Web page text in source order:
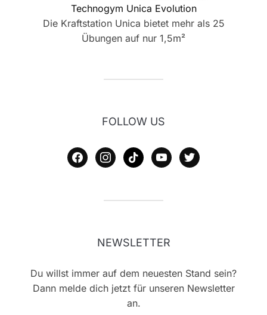
Technogym Unica Evolution
Die Kraftstation Unica bietet mehr als 25
Übungen auf nur 1,5m²
FOLLOW US
facebookinstagram
tiktok youtubetwitter
NEWSLETTER
Du willst immer auf dem neuesten Stand sein?
Dann melde dich jetzt für unseren Newsletter
an.